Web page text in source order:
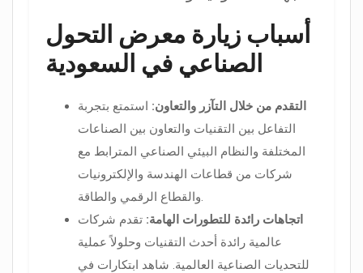
أسباب زيارة معرض التحول
الصناعي في السعودية
التقدم من خلال التآزر والتعاون: استمتع بتجربة
التفاعل بين التقنيات والتعاون بين الصناعات
المختلفة والنظام البيئي الصناعي المترابط مع
شركات من قطاعات الهندسة والإلكترونيات
والقطاع الرقمي والطاقة.
اتجاهات رائدة للتطورات الهامة: تقدم شركات
عالمية رائدة أحدث التقنيات وحلولاً عملية
للتحديات الصناعية العالمية. شاهد ابتكارات في